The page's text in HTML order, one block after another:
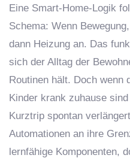
Eine Smart-Home-Logik
Schema: Wenn
dann Heizung an. Das
sich der Alltag der
Routinen hält. Doch wenn
Kinder krank zuhause
Kurztrip spontan
Automationen an ihre
lernfähige Komponenten,